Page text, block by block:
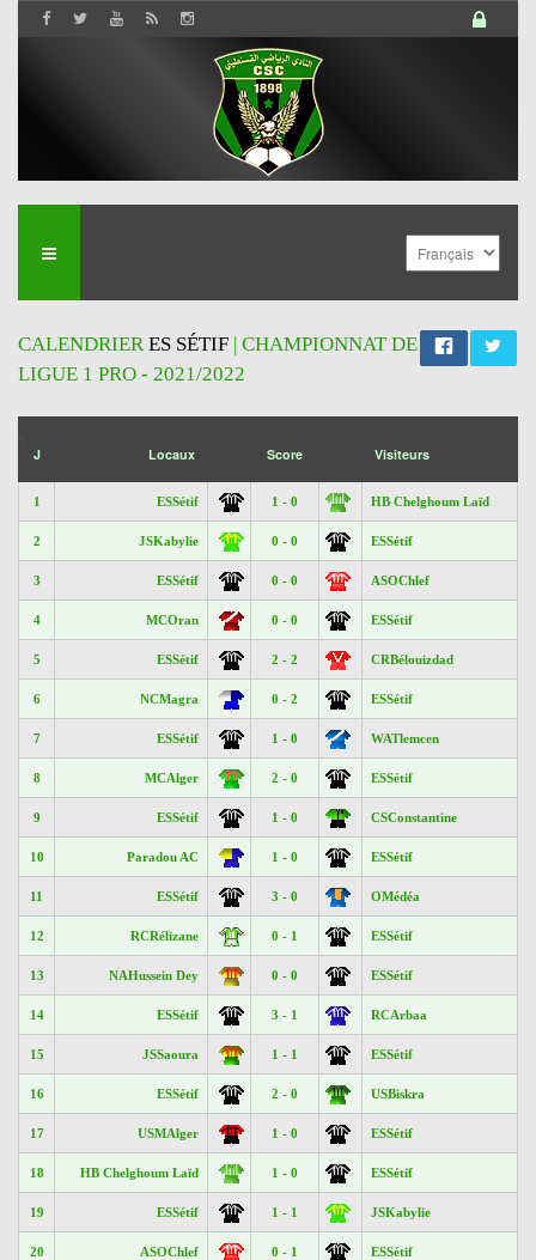
CALENDRIERES SÉTIF | CHAMPIONNAT DE
LIGUE 1 PRO - 2021/2022
J Locaux Score Visiteurs
1 ESSétif 1 - 0 HB Chelghoum Laïd
2 JSKabylie 0 - 0 ESSétif
3 ESSétif 0 - 0 ASOChlef
4 MCOran 0 - 0 ESSétif
5 ESSétif 2 - 2 CRBélouizdad
6 NCMagra 0 - 2 ESSétif
7 ESSétif 1 - 0 WATlemcen
8 MCAlger 2 - 0 ESSétif
9 ESSétif 1 - 0 CSConstantine
10 Paradou AC 1 - 0 ESSétif
11 ESSétif 3 - 0 OMédéa
12 RCRélizane 0 - 1 ESSétif
13 NAHussein Dey 0 - 0 ESSétif
14 ESSétif 3 - 1 RCArbaa
15 JSSaoura 1 - 1 ESSétif
16 ESSétif 2 - 0 USBiskra
17 USMAlger 1 - 0 ESSétif
18 HB Chelghoum Laïd 1 - 0 ESSétif
19 ESSétif 1 - 1 JSKabylie
20 ASOChlef 0 - 1 ESSétif